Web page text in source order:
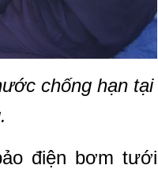
chống hạn tại
điện bơm tưới